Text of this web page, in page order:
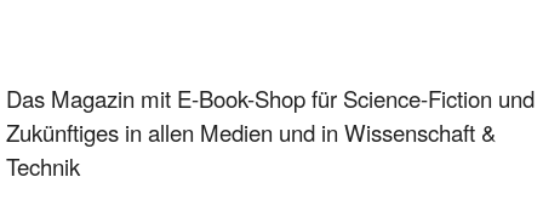
Das Magazin mit E-Book-Shop für Science-Fiction und
Zukünftiges in allen Medien und in Wissenschaft &
Technik